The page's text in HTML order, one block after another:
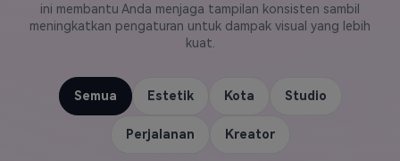
ini membantu Anda menjaga tampilan konsisten sambil
meningkatkan pengaturan untuk dampak visual yang lebih
kuat.
Semua Estetik Kota Studio
Perjalanan Kreator